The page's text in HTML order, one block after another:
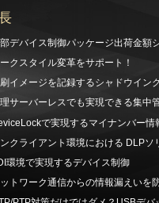
デバイス制御パッケージ出荷金額
クスタイル変革をサポート！
イメージを記録するシャドウイン
サーバーレスでも実現できる集中
で実現するマイナンバー情
クライアント環境における DLPソ
環境で実現するデバイス制御
トワーク通信からの情報漏えいを